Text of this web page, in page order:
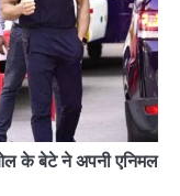
के बेटे ने अपनी एनिमल